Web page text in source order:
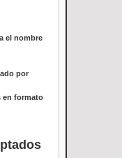
el nombre
por
en formato